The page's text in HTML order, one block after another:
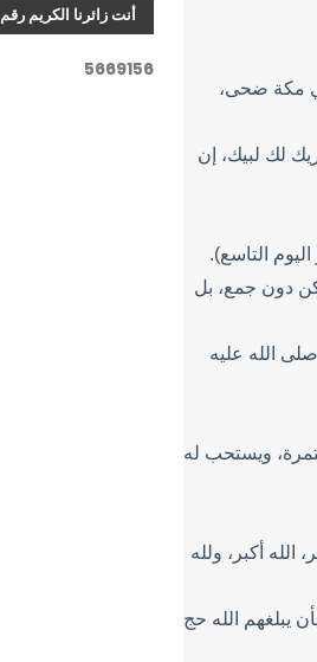
في مكة ضحى،
لك لبيك، إن
التاسع).
دون جمع، بل
الله عليه
ويستحب له
الله أكبر، ولله
يبلغهم الله حج
أنت زائرنا الكريم رقم
5669156